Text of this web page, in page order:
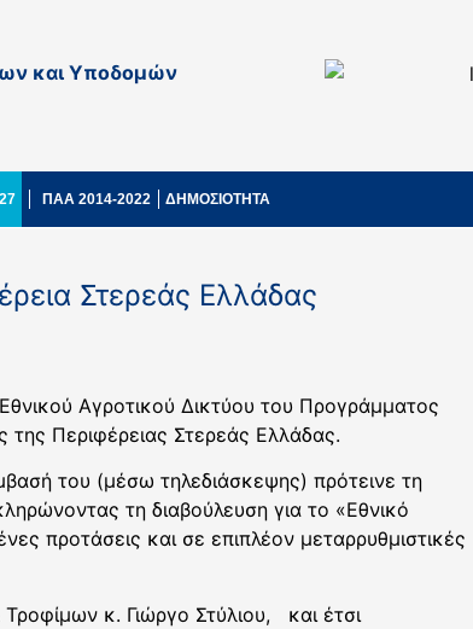
και Υποδομών
ΠΑΑ 2014-2022 ΔΗΜΟΣΙΟΤΗΤΑ
Στερεάς Ελλάδας
Αγροτικού Δικτύου του Προγράμματος
Περιφέρειας Στερεάς Ελλάδας.
του (μέσω τηλεδιάσκεψης) πρότεινε τη
τη διαβούλευση για το «Εθνικό
προτάσεις και σε επιπλέον μεταρρυθμιστικές
κ. Γιώργο Στύλιου, και έτσι